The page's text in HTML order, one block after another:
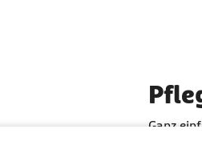
Ganz